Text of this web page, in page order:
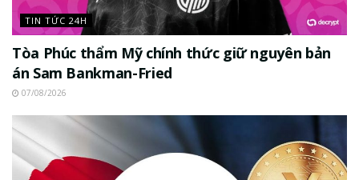
TIN TỨC 24H
Tòa Phúc thẩm Mỹ chính thức giữ nguyên bản
án Sam Bankman-Fried
07/08/2026